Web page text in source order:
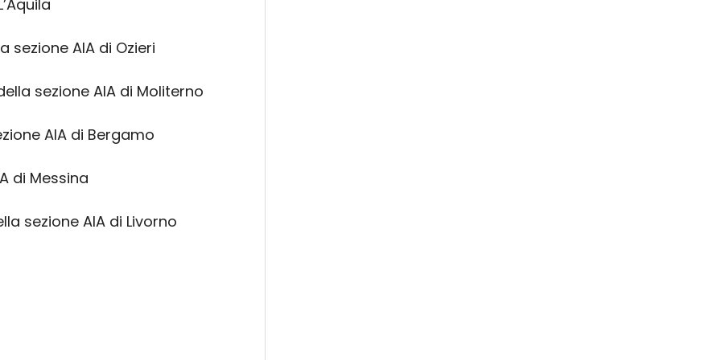
sezione AIA di Ozieri
sezione AIA di Moliterno
AIA di Bergamo
di Messina
sezione AIA di Livorno